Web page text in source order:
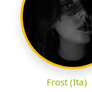
Frost (Ita)